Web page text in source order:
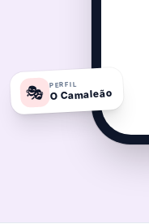
🎭 PERFIL
O Camaleão